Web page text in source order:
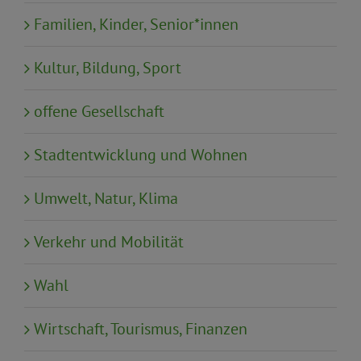
Familien, Kinder, Senior*innen
Kultur, Bildung, Sport
offene Gesellschaft
Stadtentwicklung und Wohnen
Umwelt, Natur, Klima
Verkehr und Mobilität
Wahl
Wirtschaft, Tourismus, Finanzen